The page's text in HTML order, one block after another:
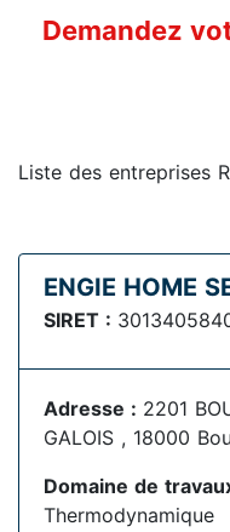
Demandez
Liste des entreprises
ENGIE HOME
SIRET :
Adresse : 2201
GALOIS , 18000
Domaine de
Thermodynamique